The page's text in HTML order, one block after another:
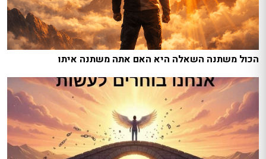
הכול משתנה השאלה היא האם אתה משתנה איתו